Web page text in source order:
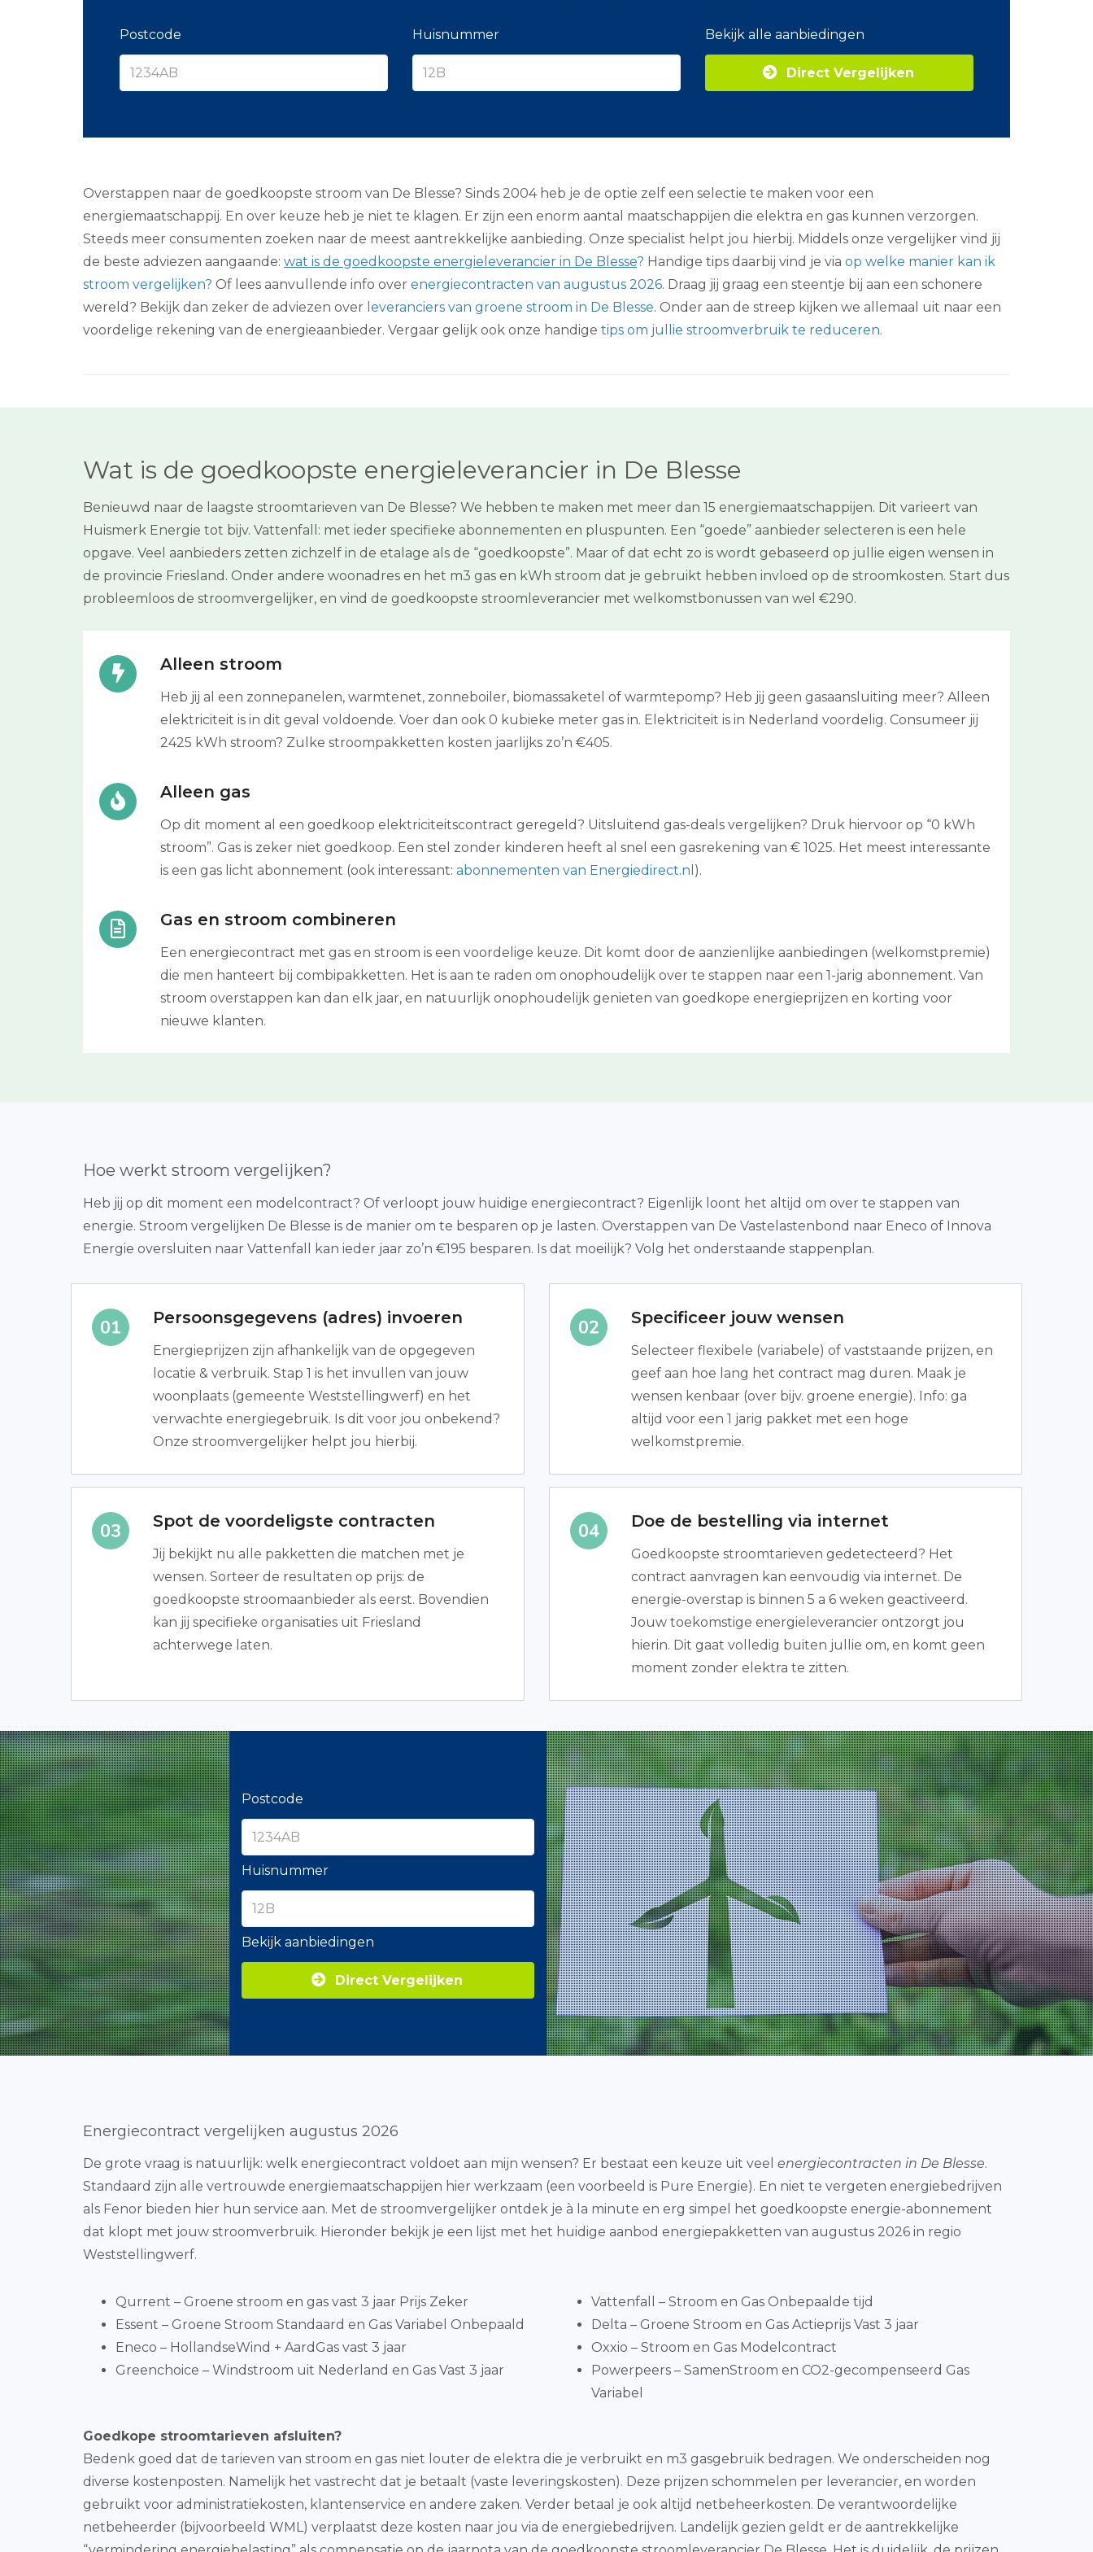
a
e
m
Z
j
n
e
g
i
Postcode Huisnummer Bekijk alle aanbiedingen
Direct Vergelijken
Overstappen naar de goedkoopste stroom van De Blesse? Sinds 2004 heb je de optie zelf een selectie te maken voor een
energiemaatschappij. En over keuze heb je niet te klagen. Er zijn een enorm aantal maatschappijen die elektra en gas kunnen verzorgen.
Steeds meer consumenten zoeken naar de meest aantrekkelijke aanbieding. Onze specialist helpt jou hierbij. Middels onze vergelijker vind jij
de beste adviezen aangaande: wat is de goedkoopste energieleverancier in De Blesse? Handige tips daarbij vind je via op welke manier kan ik
stroom vergelijken? Of lees aanvullende info over energiecontracten van augustus 2026. Draag jij graag een steentje bij aan een schonere
wereld? Bekijk dan zeker de adviezen over leveranciers van groene stroom in De Blesse. Onder aan de streep kijken we allemaal uit naar een
voordelige rekening van de energieaanbieder. Vergaar gelijk ook onze handige tips om jullie stroomverbruik te reduceren.
Wat is de goedkoopste energieleverancier in De Blesse
Benieuwd naar de laagste stroomtarieven van De Blesse? We hebben te maken met meer dan 15 energiemaatschappijen. Dit varieert van
Huismerk Energie tot bijv. Vattenfall: met ieder specifieke abonnementen en pluspunten. Een “goede” aanbieder selecteren is een hele
opgave. Veel aanbieders zetten zichzelf in de etalage als de “goedkoopste”. Maar of dat echt zo is wordt gebaseerd op jullie eigen wensen in
de provincie Friesland. Onder andere woonadres en het m3 gas en kWh stroom dat je gebruikt hebben invloed op de stroomkosten. Start dus
probleemloos de stroomvergelijker, en vind de goedkoopste stroomleverancier met welkomstbonussen van wel €290.
Alleen stroom
Heb jij al een zonnepanelen, warmtenet, zonneboiler, biomassaketel of warmtepomp? Heb jij geen gasaansluiting meer? Alleen
elektriciteit is in dit geval voldoende. Voer dan ook 0 kubieke meter gas in. Elektriciteit is in Nederland voordelig. Consumeer jij
2425 kWh stroom? Zulke stroompakketten kosten jaarlijks zo’n €405.
Alleen gas
Op dit moment al een goedkoop elektriciteitscontract geregeld? Uitsluitend gas-deals vergelijken? Druk hiervoor op “0 kWh
stroom”. Gas is zeker niet goedkoop. Een stel zonder kinderen heeft al snel een gasrekening van € 1025. Het meest interessante
is een gas licht abonnement (ook interessant: abonnementen van Energiedirect.nl ).
Gas en stroom combineren
Een energiecontract met gas en stroom is een voordelige keuze. Dit komt door de aanzienlijke aanbiedingen (welkomstpremie)
die men hanteert bij combipakketten. Het is aan te raden om onophoudelijk over te stappen naar een 1-jarig abonnement. Van
stroom overstappen kan dan elk jaar, en natuurlijk onophoudelijk genieten van goedkope energieprijzen en korting voor
nieuwe klanten.
Hoe werkt stroom vergelijken?
Heb jij op dit moment een modelcontract? Of verloopt jouw huidige energiecontract? Eigenlijk loont het altijd om over te stappen van
energie. Stroom vergelijken De Blesse is de manier om te besparen op je lasten. Overstappen van De Vastelastenbond naar Eneco of Innova
Energie oversluiten naar Vattenfall kan ieder jaar zo’n €195 besparen. Is dat moeilijk? Volg het onderstaande stappenplan.
Persoonsgegevens (adres) invoeren
Energieprijzen zijn afhankelijk van de opgegeven
locatie & verbruik. Stap 1 is het invullen van jouw
woonplaats (gemeente Weststellingwerf) en het
verwachte energiegebruik. Is dit voor jou onbekend?
Onze stroomvergelijker helpt jou hierbij.
Specificeer jouw wensen
Selecteer flexibele (variabele) of vaststaande prijzen, en
geef aan hoe lang het contract mag duren. Maak je
wensen kenbaar (over bijv. groene energie). Info: ga
altijd voor een 1 jarig pakket met een hoge
welkomstpremie.
Spot de voordeligste contracten
Jij bekijkt nu alle pakketten die matchen met je
wensen. Sorteer de resultaten op prijs: de
goedkoopste stroomaanbieder als eerst. Bovendien
kan jij specifieke organisaties uit Friesland
achterwege laten.
Doe de bestelling via internet
Goedkoopste stroomtarieven gedetecteerd? Het
contract aanvragen kan eenvoudig via internet. De
energie-overstap is binnen 5 a 6 weken geactiveerd.
Jouw toekomstige energieleverancier ontzorgt jou
hierin. Dit gaat volledig buiten jullie om, en komt geen
moment zonder elektra te zitten.
Postcode
Huisnummer
Bekijk aanbiedingen
Direct Vergelijken
Energiecontract vergelijken augustus 2026
De grote vraag is natuurlijk: welk energiecontract voldoet aan mijn wensen? Er bestaat een keuze uit veel energiecontracten in De Blesse.
Standaard zijn alle vertrouwde energiemaatschappijen hier werkzaam (een voorbeeld is Pure Energie). En niet te vergeten energiebedrijven
als Fenor bieden hier hun service aan. Met de stroomvergelijker ontdek je à la minute en erg simpel het goedkoopste energie-abonnement
dat klopt met jouw stroomverbruik. Hieronder bekijk je een lijst met het huidige aanbod energiepakketten van augustus 2026 in regio
Weststellingwerf.
Qurrent – Groene stroom en gas vast 3 jaar Prijs Zeker
Essent – Groene Stroom Standaard en Gas Variabel Onbepaald
Eneco – HollandseWind + AardGas vast 3 jaar
Greenchoice – Windstroom uit Nederland en Gas Vast 3 jaar
Vattenfall – Stroom en Gas Onbepaalde tijd
Delta – Groene Stroom en Gas Actieprijs Vast 3 jaar
Oxxio – Stroom en Gas Modelcontract
Powerpeers – SamenStroom en CO2-gecompenseerd Gas
Variabel
Goedkope stroomtarieven afsluiten?
Bedenk goed dat de tarieven van stroom en gas niet louter de elektra die je verbruikt en m3 gasgebruik bedragen. We onderscheiden nog
diverse kostenposten. Namelijk het vastrecht dat je betaalt (vaste leveringskosten). Deze prijzen schommelen per leverancier, en worden
gebruikt voor administratiekosten, klantenservice en andere zaken. Verder betaal je ook altijd netbeheerkosten. De verantwoordelijke
netbeheerder (bijvoorbeeld WML) verplaatst deze kosten naar jou via de energiebedrijven. Landelijk gezien geldt er de aantrekkelijke